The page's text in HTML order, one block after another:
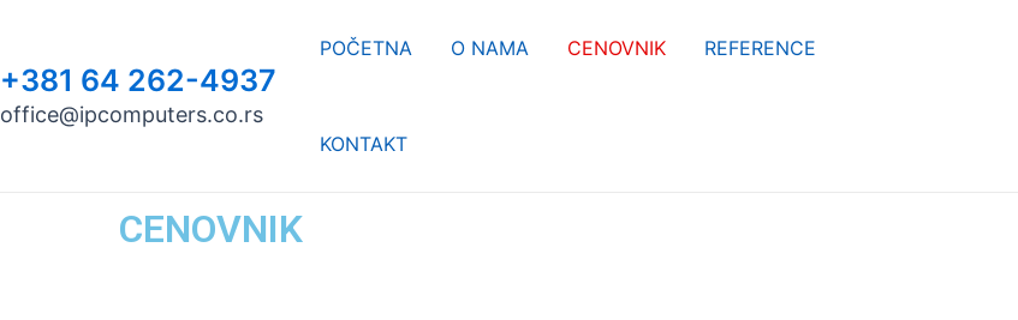
+381 64 262-4937
office@ipcomputers.co.rs
POČETNA O NAMA CENOVNIK REFERENCE
KONTAKT
CENOVNIK